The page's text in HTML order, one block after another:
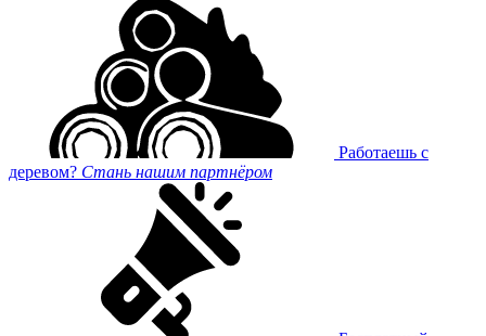
Работаешь с
деревом? Стань нашим партнёром